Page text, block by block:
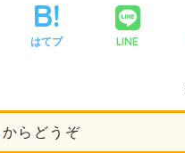
はてブ LINE
からどうぞ